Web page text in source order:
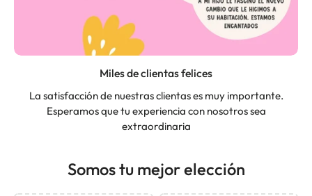
Miles de clientas felices
La satisfacción de nuestras clientas es muy importante.
Esperamos que tu experiencia con nosotros sea
extraordinaria
Somos tu mejor elección